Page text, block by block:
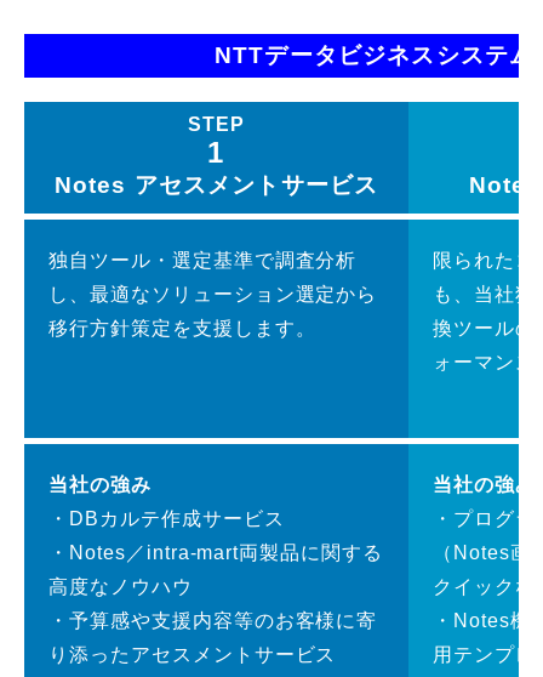
NTTデータビジネスシステ
STEP
1
Notes アセスメントサービス
独自ツール・選定基準で調査分析
し、最適なソリューション選定から
移行方針策定を支援します。
当社の強み
・DBカルテ作成サービス
・Notes／intra-mart両製品に関する
高度なノウハウ
・予算感や支援内容等のお客様に寄
り添ったアセスメントサービス
限られたコ
も、当社
換ツールの
ォーマンス
当社の強み
・プログ
（Notes画
クイックな
・Notes機
用テンプレ